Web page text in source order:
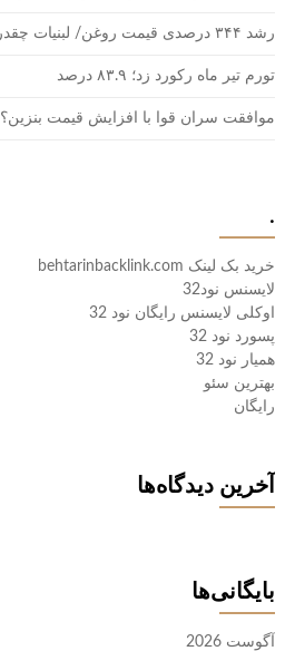
رشد ۳۴۴ درصدی قیمت روغن/ لبنیات چقدر گران شد؟
تورم تیر ماه رکورد زد؛ ۸۳.۹ درصد
موافقت سران قوا با افزایش قیمت بنزین؟
.
خرید بک لینک behtarinbacklink.com
لایسنس نود32
اوکلی لایسنس رایگان نود 32
پسورد نود 32
همیار نود 32
بهترین سئو
رایگان
آخرین دیدگاه‌ها
بایگانی‌ها
آگوست 2026